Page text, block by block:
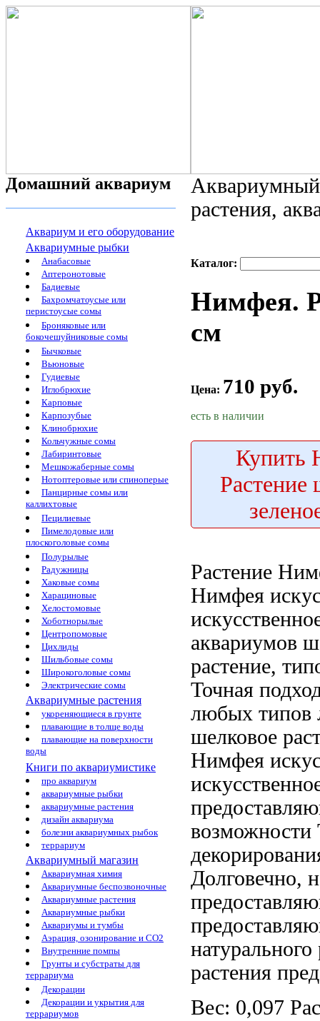
Домашний аквариум
Аквариум и его оборудование
Аквариумные рыбки
Анабасовые
Аптеронотовые
Бадиевые
Бахромчатоусые или
перистоусые сомы
Броняковые или
бокочешуйниковые сомы
Бычковые
Вьюновые
Гудиевые
Иглобрюхие
Карповые
Карпозубые
Клинобрюхие
Кольчужные сомы
Лабиринтовые
Мешкожаберные сомы
Нотоптеровые или спиноперые
Панцирные сомы или
каллихтовые
Пецилиевые
Пимелодовые или
плоскоголовые сомы
Полурылые
Радужницы
Хаковые сомы
Харациновые
Хелостомовые
Хоботнорылые
Центропомовые
Цихлиды
Шильбовые сомы
Широкоголовые сомы
Электрические сомы
Аквариумные растения
укореняющиеся в грунте
плавающие в толще воды
плавающие на поверхности
воды
Книги по аквариумистике
про аквариум
аквариумные рыбки
аквариумные растения
дизайн аквариума
болезни аквариумных рыбок
террариум
Аквариумный магазин
Аквариумная химия
Аквариумные беспозвоночные
Аквариумные растения
Аквариумные рыбки
Аквариумы и тумбы
Аэрация, озонирование и CO2
Внутренние помпы
Грунты и субстраты для
террариума
Декорации
Декорации и укрытия для
террариумов
растения,
Каталог:
Нимфея.
см
Цена: 710 руб.
есть в наличии
Купить
Растение
Растение
Нимфея
аквариумов
растение,
Точная
любых типов
шелковое
Нимфея
возможности
Долговечно,
натурального
растения
Вес: 0,097